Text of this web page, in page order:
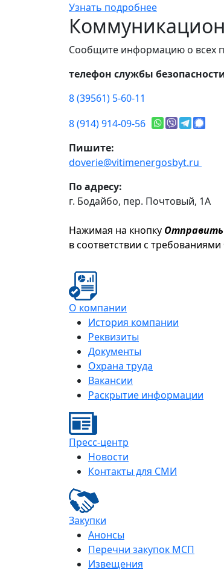
Узнать подробнее
Сообщите информацию о всех
телефон службы
8 (39561) 5-60-11
8 (914) 914-09-56
Пишите:
doverie@vitimenergosbyt.ru
По адресу:
г. Бодайбо, пер. Почтовый, 1А
Нажимая на кнопку Отправить
в соответствии с
О компании
История компании
Реквизиты
Документы
Охрана труда
Вакансии
Раскрытие информации
Пресс-центр
Новости
Контакты для СМИ
Закупки
Анонсы
Перечни закупок МСП
Извещения